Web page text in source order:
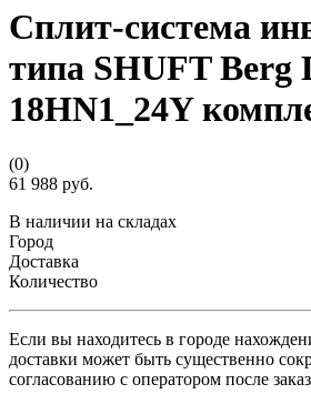
Сплит-система
типа SHUFT Berg
18HN1_24Y
(0)
61 988 руб.
В наличии на складах
Город
Доставка
Количество
Если вы находитесь в городе
доставки может быть существенно
согласованию с оператором после